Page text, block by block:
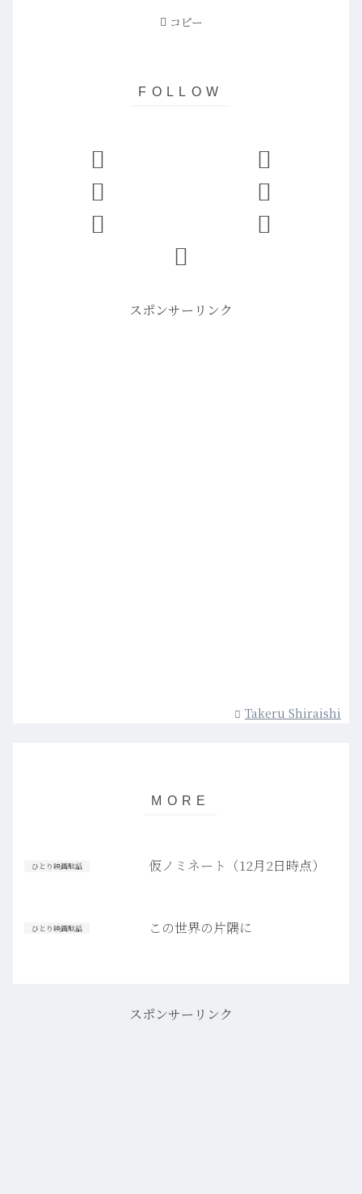
コピー
スポンサーリンク
Takeru Shiraishi
ひとり映画駄話 仮ノミネート（12月2日時点）
ひとり映画駄話 この世界の片隅に
スポンサーリンク